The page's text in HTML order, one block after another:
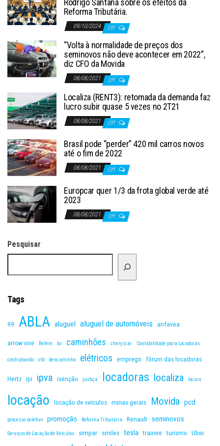
Reforma Tributária.
09/10/2024 Off
“Volta à normalidade de preços dos
seminovos não deve acontecer em 2022”,
diz CFO da Movida
08/08/2021 Off
Localiza (RENT3): retomada da demanda faz
lucro subir quase 5 vezes no 2T21
08/08/2021 Off
Brasil pode “perder” 420 mil carros novos
até o fim de 2022
08/08/2021 Off
Europcar quer 1/3 da frota global verde até
2023
08/08/2021 Off
Pesquisar
Tags
99 ABLA aluguel aluguel de automóveis anfavea
arrow one Belém bv caminhões chery icar Contabilidade para Locadoras
contrabando ctb descaminho elétricos emprego fórum das locadoras
Hertz ipi ipva isenção justiça locadoras localiza locarx
locação locação de veículos minas gerais Movida pcd
processo seletivo promoção Reforma Tributária Renault seminovos
Serviços de Locação de Veículos simpar smiles tesla trainee turismo Uber